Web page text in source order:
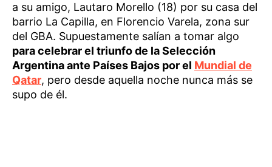
a su amigo, Lautaro Morello (18) por su casa del
barrio La Capilla, en Florencio Varela, zona sur
del GBA. Supuestamente salían a tomar algo
para celebrar el triunfo de la Selección
Argentina ante Países Bajos por el Mundial de
Qatar, pero desde aquella noche nunca más se
supo de él.